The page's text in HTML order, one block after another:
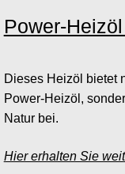
Power-
Dieses Heizöl bietet
Power-Heizöl,
Natur bei.
Hier erhalten Sie